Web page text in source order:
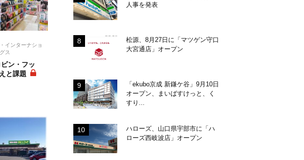
インターナショ
ス
ン・フッ
と課題
人事を発表
松源、8月27日に「マツゲン守口
大宮通店」オープン
「ekubo京成 新鎌ケ谷」9月10日
オープン、まいばすけっと、く
すり...
ハローズ、山口県宇部市に「ハ
ローズ西岐波店」オープン